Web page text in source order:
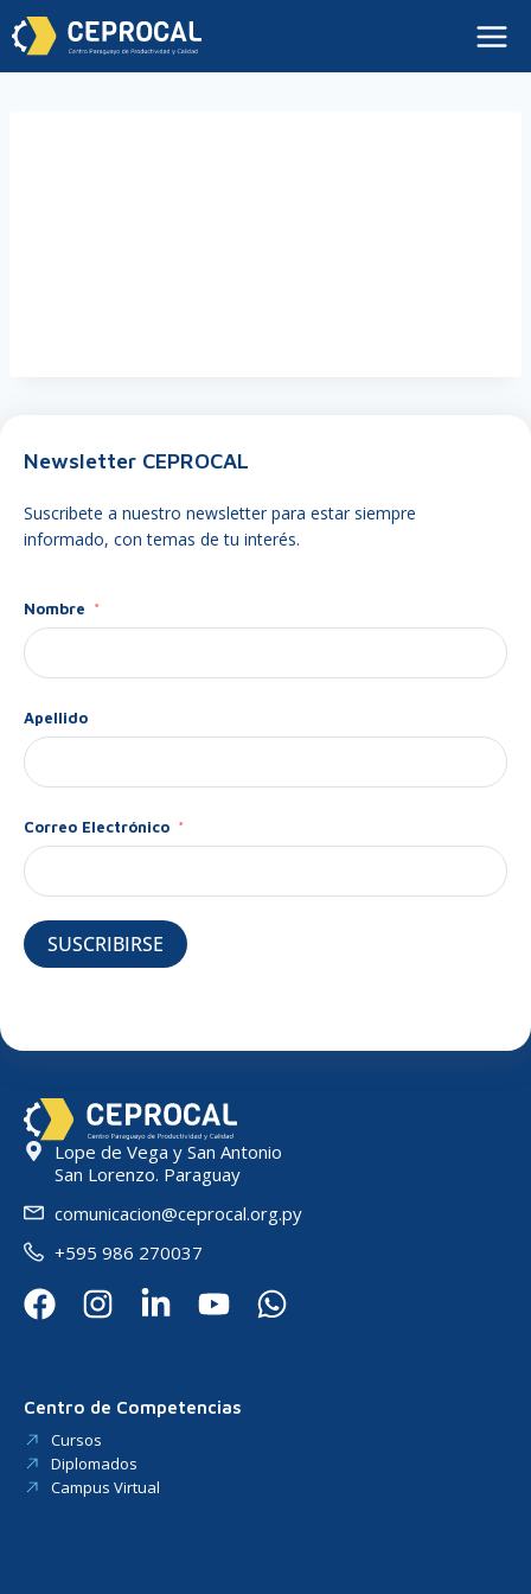
Newsletter CEPROCAL
Suscribete a nuestro newsletter para estar siempre
informado, con temas de tu interés.
Nombre
Apellido
Correo Electrónico
SUSCRIBIRSE
Lope de Vega y San Antonio
San Lorenzo. Paraguay
comunicacion@ceprocal.org.py
+595 986 270037
Centro de Competencias
Cursos
Diplomados
Campus Virtual